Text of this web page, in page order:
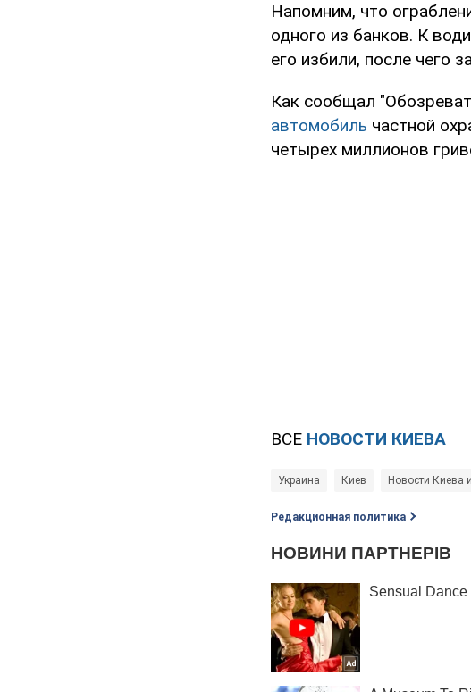
Напомним, что
одного из банков. К
его избили, после чего
Как сообщал
автомобиль частной
четырех миллионов
ВСЕ НОВОСТИ КИЕВА
Украина Киев Новости Киева
Редакционная политика